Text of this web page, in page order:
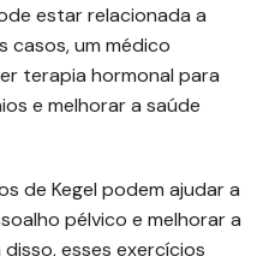
estar relacionada a
casos, um médico
terapia hormonal para
e melhorar a saúde
de Kegel podem ajudar a
pélvico e melhorar a
esses exercícios